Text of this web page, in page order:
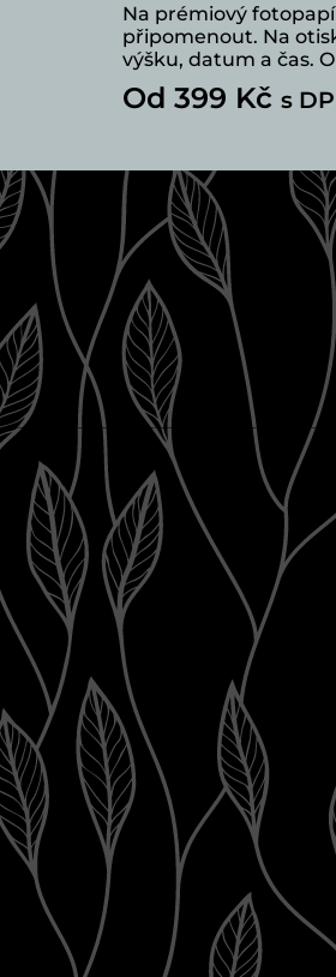
Na prémiový
připomenout. Na
výšku, datum a čas.
Od 399 Kč s